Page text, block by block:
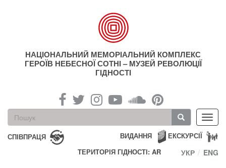
НАЦІОНАЛЬНИЙ МЕМОРІАЛЬНИЙ КОМПЛЕКС
ГЕРОЇВ НЕБЕСНОЇ СОТНІ – МУЗЕЙ РЕВОЛЮЦІЇ
ГІДНОСТІ
Пошукова
форма
Пошук
СПІВПРАЦЯ ЕКСКУРСІЇ
ВИДАННЯ
ТЕРИТОРІЯ ГІДНОСТІ: AR
УКР ENG